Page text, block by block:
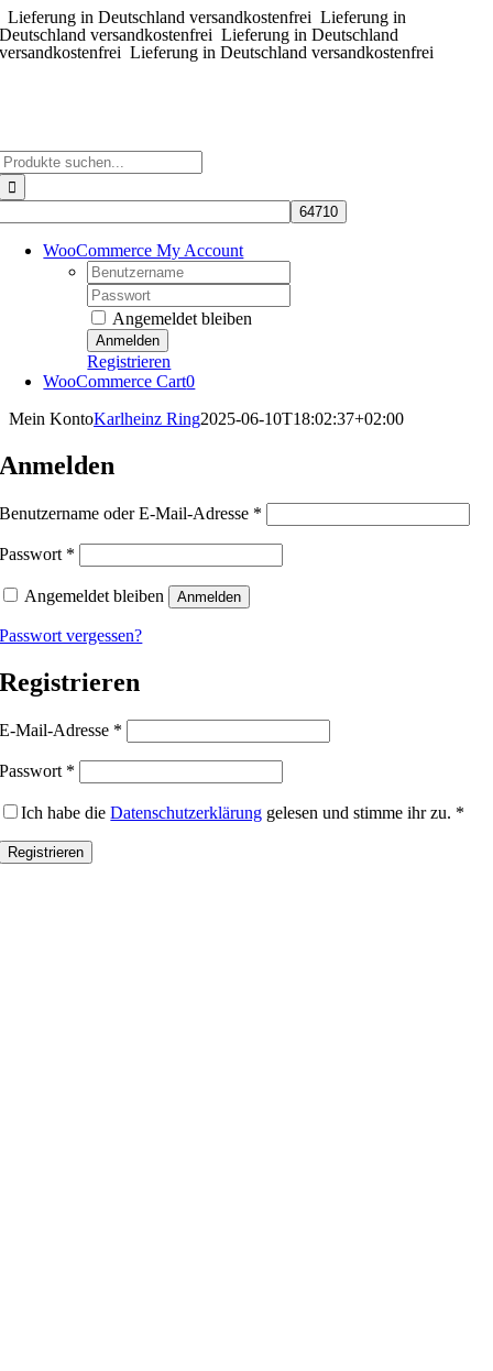
Zum
Inhalt
springen
Lieferung in Deutschland versandkostenfreiLieferung in
Deutschland versandkostenfrei Lieferung in Deutschland
versandkostenfreiLieferung in Deutschland versandkostenfrei
WooCommerce My Account
Username:
Password:
Angemeldet bleiben
Registrieren
WooCommerce Cart0
Mein KontoKarlheinz Ring2025-06-10T18:02:37+02:00
Anmelden
Benutzername oder E-Mail-Adresse *
Passwort *
Angemeldet bleiben Anmelden
Passwort vergessen?
Registrieren
E-Mail-Adresse *
Passwort *
Ich habe dieDatenschutzerklärung gelesen und stimme ihr zu. *
Registrieren